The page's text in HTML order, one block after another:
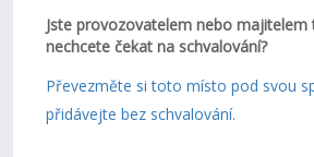
Jste provozovatelem nebo
nechcete čekat na schvalování?
Převezměte si toto místo pod svou
přidávejte bez schvalování.